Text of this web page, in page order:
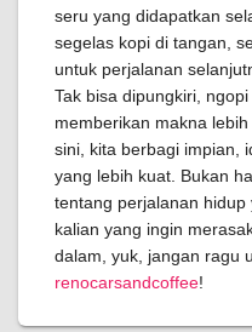
seru yang didapatkan
segelas kopi di tangan,
untuk perjalanan
Tak bisa dipungkiri,
memberikan makna
sini, kita berbagi impian,
yang lebih kuat. Bukan
tentang perjalanan
kalian yang ingin
dalam, yuk, jangan ragu
renocarsandcoffee!